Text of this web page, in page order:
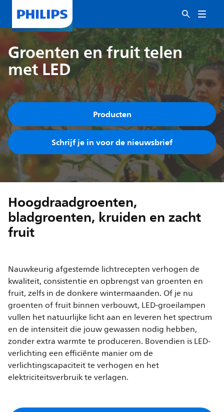
Groenten en fruit telen
met LED
Producten
Schrijf je in voor de nieuwsbrief
Hoogdraadgroenten,
bladgroenten, kruiden en zacht
fruit
Nauwkeurig afgestemde lichtrecepten verhogen de
kwaliteit, consistentie en opbrengst van groenten en
fruit, zelfs in de donkere wintermaanden. Of je nu
groenten of fruit binnen verbouwt, LED-groeilampen
vullen het natuurlijke licht aan en leveren het spectrum
en de intensiteit die jouw gewassen nodig hebben,
zonder extra warmte te produceren. Bovendien is LED-
verlichting een efficiënte manier om de
verlichtingscapaciteit te verhogen en het
elektriciteitsverbruik te verlagen.